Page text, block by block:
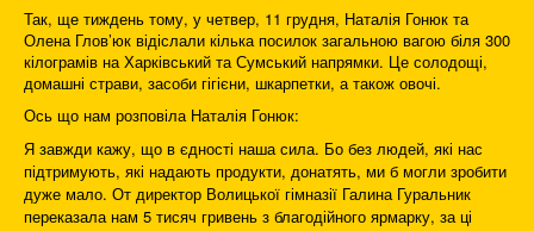
Так, ще тиждень тому, у четвер, 11 грудня, Наталія Гонюк та
Олена Глов’юк відіслали кілька посилок загальною вагою біля 300
кілограмів на Харківський та Сумський напрямки. Це солодощі,
домашні страви, засоби гігієни, шкарпетки, а також овочі.
Ось що нам розповіла Наталія Гонюк:
Я завжди кажу, що в єдності наша сила. Бо без людей, які нас
підтримують, які надають продукти, донатять, ми б могли зробити
дуже мало. От директор Волицької гімназії Галина Гуральник
переказала нам 5 тисяч гривень з благодійного ярмарку, за ці